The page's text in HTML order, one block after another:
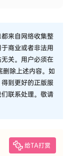
来自网络收集整
商业或者非法用
关。用户必须在
除上述内容。如
到更好的正版服
联系处理。敬请
给TA打赏